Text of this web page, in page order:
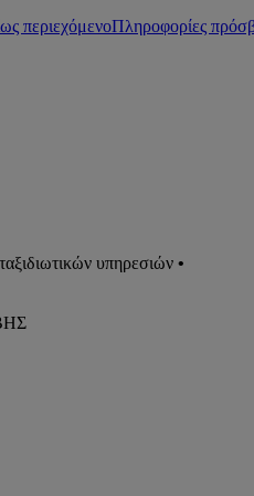
περιεχόμενοΠληροφορίες
υπηρεσιών •